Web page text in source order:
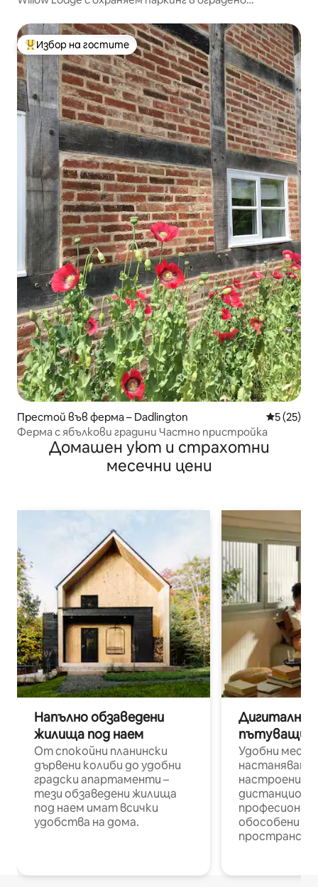
Най-популярен избор на гостите
Избор на гостите
Престой във ферма – Dadlington Средна
5 (25)
Ферма с ябълкови градини Частно пристройка
Домашен уют и страхотни
месечни цени
Напълно обзаведени
жилища под наем
От спокойни планински
дървени колиби до удобни
градски апартаменти –
тези обзаведени жилища
под наем имат всички
удобства на дома.
Дигитални
пътуващи
Удобни
настаняване
настроени и
обособени